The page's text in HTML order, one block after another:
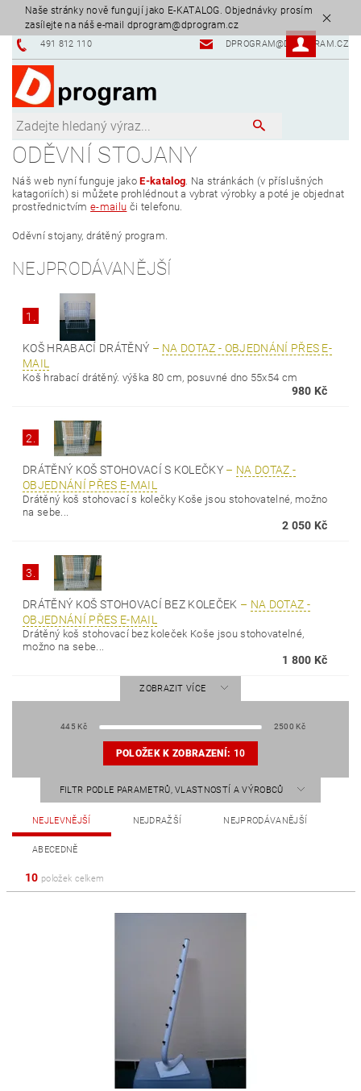
Naše stránky nově fungují jako E-KATALOG. Objednávky prosím
zasílejte na náš e-mail dprogram@dprogram.cz
491 812 110 DPROGRAM@DPROGRAM.CZ
ODĚVNÍ STOJANY
Náš web nyní funguje jako E-katalog. Na stránkách (v příslušných
katagoriích) si můžete prohlédnout a vybrat výrobky a poté je objednat
prostřednictvíme-mailu či telefonu.
Oděvní stojany, drátěný program.
NEJPRODÁVANĚJŠÍ
1.
KOŠ HRABACÍ DRÁTĚNÝ – NA DOTAZ - OBJEDNÁNÍ PŘES E-
MAIL
Koš hrabací drátěný. výška 80 cm, posuvné dno 55x54 cm
980 Kč
2.
DRÁTĚNÝ KOŠ STOHOVACÍ S KOLEČKY – NA DOTAZ -
OBJEDNÁNÍ PŘES E-MAIL
Drátěný koš stohovací s kolečky Koše jsou stohovatelné, možno
na sebe...
2 050 Kč
3.
DRÁTĚNÝ KOŠ STOHOVACÍ BEZ KOLEČEK – NA DOTAZ -
OBJEDNÁNÍ PŘES E-MAIL
Drátěný koš stohovací bez koleček Koše jsou stohovatelné,
možno na sebe...
1 800 Kč
ZOBRAZIT VÍCE
445 Kč 2500 Kč
POLOŽEK K ZOBRAZENÍ: 10
FILTR PODLE PARAMETRŮ, VLASTNOSTÍ A VÝROBCŮ
NEJLEVNĚJŠÍ NEJDRAŽŠÍ NEJPRODÁVANĚJŠÍ
ABECEDNĚ
10 položek celkem